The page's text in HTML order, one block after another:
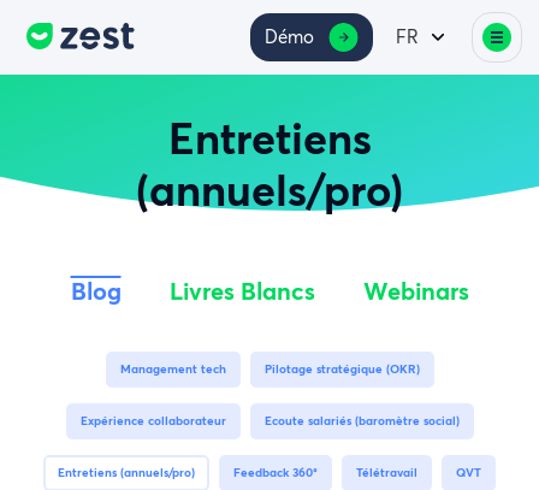
Démo FR
Entretiens
(annuels/pro)
Blog Livres Blancs Webinars
Management tech Pilotage stratégique (OKR)
Expérience collaborateur Ecoute salariés (baromètre social)
Entretiens (annuels/pro) Feedback 360° Télétravail QVT